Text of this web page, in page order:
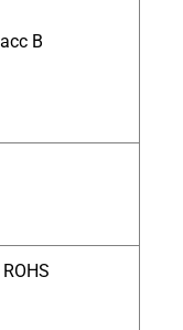
B